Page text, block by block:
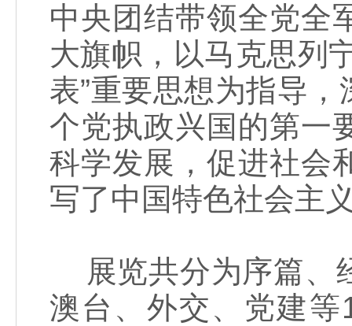
中央团结带领全党全
大旗帜，以马克思列
表”重要思想为指导
个党执政兴国的第一
科学发展，促进社会
写了中国特色社会主
展览共分为序篇、
澳台、外交、党建